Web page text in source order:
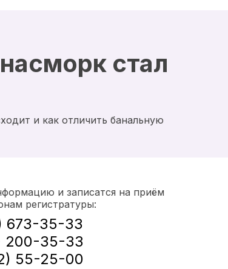
стал
и как отличить банальную
и записатся на приём
регистратуры:
673-35-33
200-35-33
55-25-00